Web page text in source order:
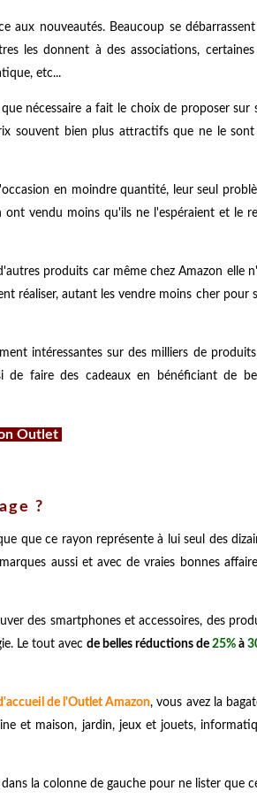
aux nouveautés. Beaucoup se
les donnent à des associations, certaines
etc...
nécessaire a fait le choix de proposer sur
souvent bien plus attractifs que ne le sont
en moindre quantité, leur seul
vendu moins qu'ils ne l'espéraient et le
produits car même chez Amazon elle
réaliser, autant les vendre moins cher pour
intéressantes sur des milliers de
faire des cadeaux en bénéficiant de
Outlet
?
que ce rayon représente à lui seul des
aussi et avec de vraies bonnes
des smartphones et accessoires, des
Le tout avec de belles réductions de 25% à
de l'Outlet Amazon, vous avez la
et maison, jardin, jeux et jouets,
la colonne de gauche pour ne lister que